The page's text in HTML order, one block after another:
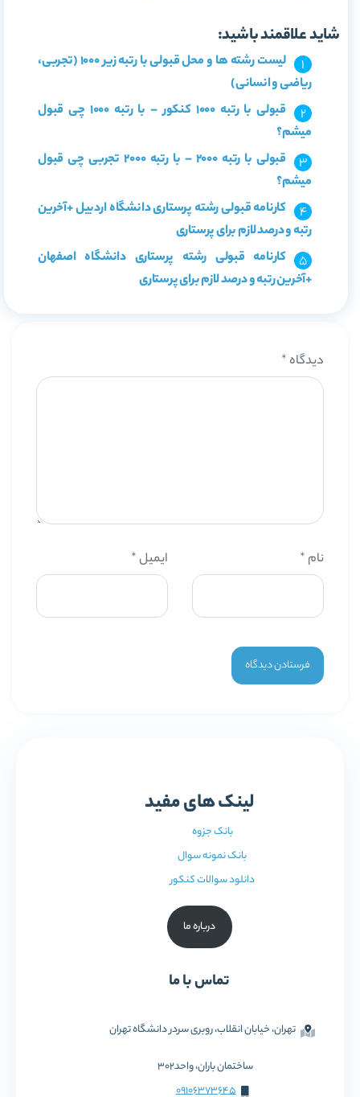
شاید علاقمند باشید:
لیست رشته ها و محل قبولی با رتبه زیر 1000 (تجربی،
ریاضی و انسانی)
قبولی با رتبه 1000 کنکور – با رتبه 1000 چی قبول
میشم؟
قبولی با رتبه 2000 – با رتبه 2000 تجربی چی قبول
میشم؟
کارنامه قبولی رشته پرستاری دانشگاه اردبیل +آخرین
رتبه و درصد لازم برای پرستاری
کارنامه قبولی رشته پرستاری دانشگاه اصفهان
+آخرین رتبه و درصد لازم برای پرستاری
دیدگاه *
نام * ایمیل*
لینک های مفید
بانک جزوه
بانک نمونه سوال
دانلود سوالات کنکور
درباره ما
تماس با ما
تهران، خیابان انقلاب، روبری سردر دانشگاه تهران
ساختمان باران، واحد302
09106373645